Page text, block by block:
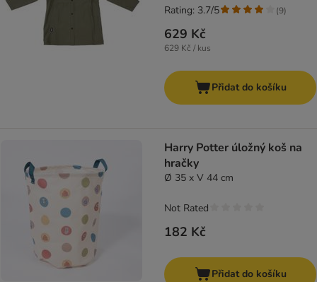
629 Kč
629 Kč / kus
Rating: 3.7/5 (9)
Přidat do košíku
Harry Potter úložný koš na
hračky
Ø 35 x V 44 cm
182 Kč
Not Rated
Přidat do košíku